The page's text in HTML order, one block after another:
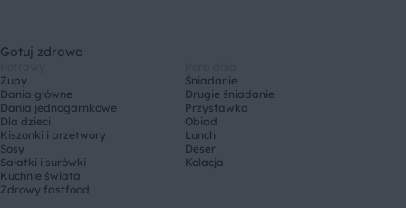
Gotuj zdrowo
Zupy
Dania główne
Dania jednogarnkowe
Dla dzieci
Kiszonki i przetwory
Sosy
Sałatki i surówki
Kuchnie świata
Zdrowy fastfood
Śniadanie
Drugie śniadanie
Przystawka
Obiad
Lunch
Deser
Kolacja